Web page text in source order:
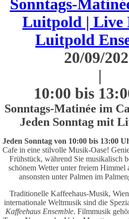
Sonntags-
Luitpold | Live
Luitpold
20/09/
|
10:00 bis
Sonntags-Matinée im
Jeden Sonntag mit
Jeden Sonntag von 10:00 bis 13:00
Cafe in eine stilvolle Musik-Oase!
Frühstück, während Sie musikalisch
schönem Wetter unter freiem Himmel
ansonsten unter Palmen im
Traditionelle Kaffeehaus-Musik,
internationale Weltmusik sind die
Kaffeehaus Ensemble. Filmmusik